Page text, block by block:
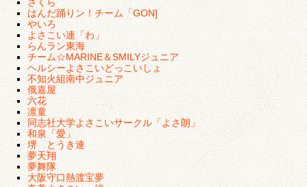
はんだ踊りン！チーム「GON]
やいろ
よさこい連「わ」
らんラン東海
チーム☆MARINE＆SMILYジュニア
ヘルシーよさこいどっこいしょ
不知火組南中ジュニア
俄嘉屋
六花
凛童
同志社大学よさこいサークル「よさ朗」
和泉「愛」
堺 とうき連
夢天翔
夢舞隊
大阪守口熱渡宝夢